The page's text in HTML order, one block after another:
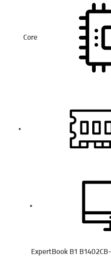
Core
لپ تاپ 14 اینچی ایسوس مدل ExpertBook B1 B1402CB-